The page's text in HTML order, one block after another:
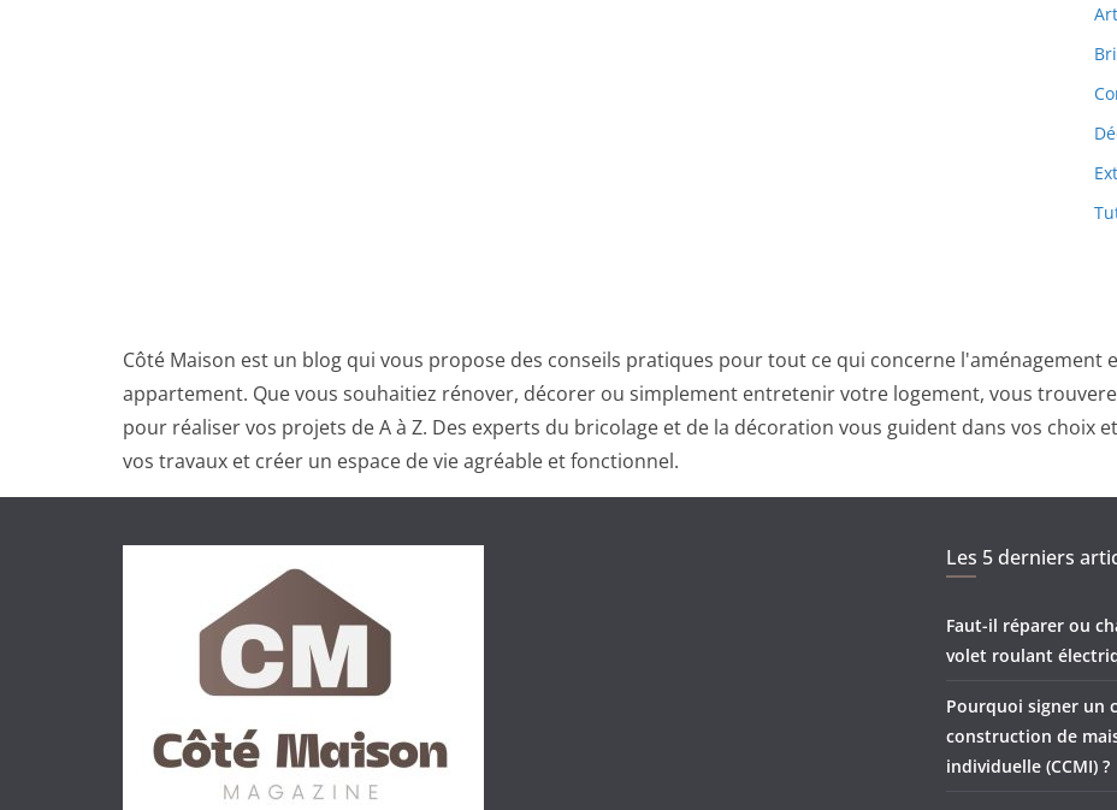
Côté Maison est un blog qui vous propose des conseils pratiques pour tout ce qui concerne
appartement. Que vous souhaitiez rénover, décorer ou simplement entretenir votre logement, vous
pour réaliser vos projets de A à Z. Des experts du bricolage et de la décoration vous guident dans vos choix
vos travaux et créer un espace de vie agréable et fonctionnel.
Les 5 derniers
Faut-il réparer ou
volet roulant
Pourquoi signer un
construction de
individuelle (CCMI) ?